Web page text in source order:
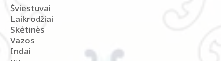
Šviestuvai
Laikrodžiai
Skėtinės
Vazos
Indai